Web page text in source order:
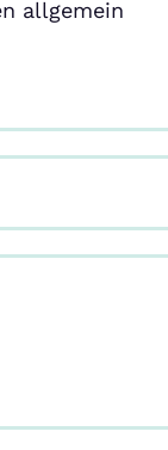
allgemein